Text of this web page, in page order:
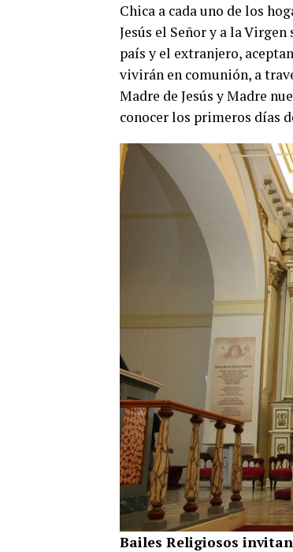
Chica a cada uno de los
Jesús el Señor y a la
país y el extranjero,
vivirán en comunión, a
Madre de Jesús y Madre
conocer los primeros días
Bailes Religiosos